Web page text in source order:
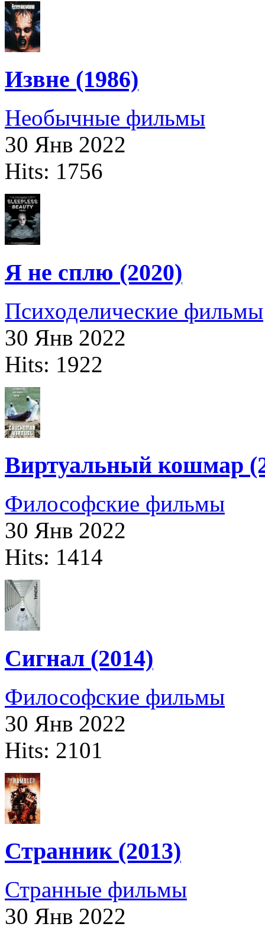
Извне (1986)
Необычные фильмы
30 Янв 2022
Hits: 1756
Я не сплю (2020)
Психоделические фильмы
30 Янв 2022
Hits: 1922
Виртуальный кошмар
Философские фильмы
30 Янв 2022
Hits: 1414
Сигнал (2014)
Философские фильмы
30 Янв 2022
Hits: 2101
Странник (2013)
Странные фильмы
30 Янв 2022